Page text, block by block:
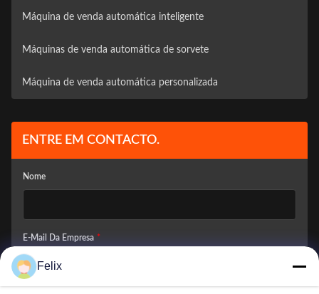
Máquina de venda automática inteligente
Máquinas de venda automática de sorvete
Máquina de venda automática personalizada
ENTRE EM CONTACTO.
Nome
E-Mail Da Empresa *
Felix